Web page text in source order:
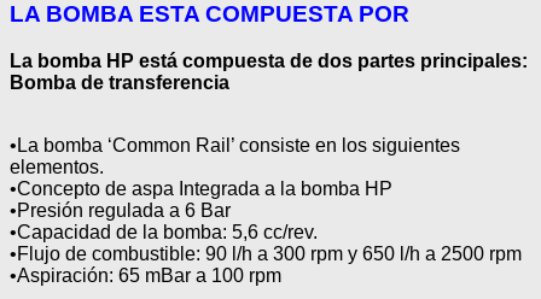
LA BOMBA ESTA COMPUESTA POR
La bomba HP está compuesta de dos partes principales:
Bomba de transferencia
•La bomba ‘Common Rail’ consiste en los siguientes
elementos.
•Concepto de aspa Integrada a la bomba HP
•Presión regulada a 6 Bar
•Capacidad de la bomba: 5,6 cc/rev.
•Flujo de combustible: 90 l/h a 300 rpm y 650 l/h a 2500 rpm
•Aspiración: 65 mBar a 100 rpm